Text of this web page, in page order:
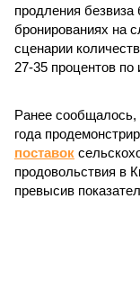
продления
бронированиях на
сценарии
27-35 процентов по
Ранее сообщалось,
года
поставок
продовольствия в
превысив